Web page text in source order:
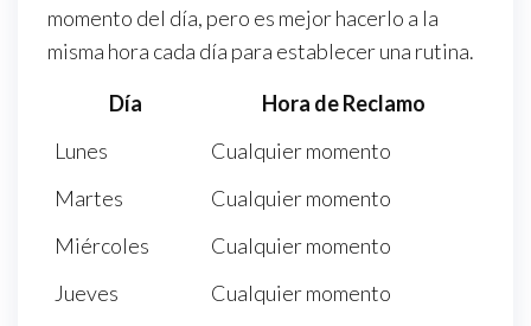
momento del día, pero es mejor hacerlo a la
misma hora cada día para establecer una rutina.
Día
Hora de Reclamo
Lunes
Cualquier momento
Martes
Cualquier momento
Miércoles
Cualquier momento
Jueves
Cualquier momento